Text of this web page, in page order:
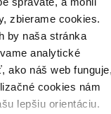
zbierame cookies.
by naša stránka
analytické
ako náš web
cookies nám
lepšiu orientáciu.